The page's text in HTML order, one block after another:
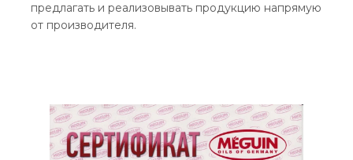
предлагать и реализовывать продукцию напрямую
от производителя.